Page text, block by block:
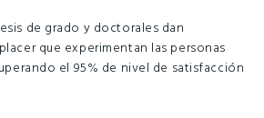
de grado y doctorales dan
que experimentan las personas
el 95% de nivel de satisfacción